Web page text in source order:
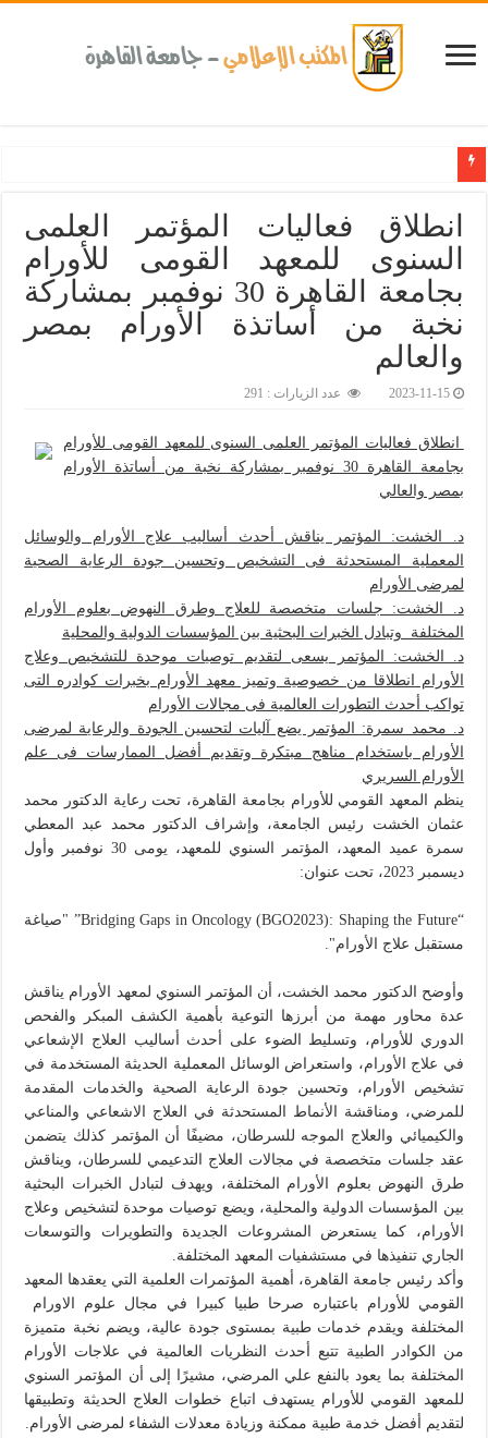
انطلاق فعاليات المؤتمر العلمى
السنوى للمعهد القومى للأورام
بجامعة القاهرة 30 نوفمبر بمشاركة
نخبة من أساتذة الأورام بمصر
والعالم‎
2023-11-15 عدد الزيارات : 291
انطلاق فعاليات المؤتمر العلمى السنوى للمعهد القومى للأورام
بجامعة القاهرة 30 نوفمبر بمشاركة نخبة من أساتذة الأورام
بمصر والعالي
د. الخشت: المؤتمر يناقش أحدث أساليب علاج الأورام والوسائل
المعملية المستحدثة فى التشخيص وتحسين جودة الرعاية الصحية
لمرضى الأورام
د. الخشت: جلسات متخصصة للعلاج وطرق النهوض بعلوم الأورام
المختلفة وتبادل الخبرات البحثية بين المؤسسات الدولية والمحلية
د. الخشت: المؤتمر يسعى لتقديم توصيات موحدة للتشخيص وعلاج
الأورام انطلاقا من خصوصية وتميز معهد الأورام بخبرات كوادره التى
تواكب أحدث التطورات العالمية فى مجالات الأورام
د. محمد سمرة: المؤتمر يضع آليات لتحسين الجودة والرعاية لمرضى
الأورام باستخدام مناهج مبتكرة وتقديم أفضل الممارسات فى علم
الأورام السريري
ينظم المعهد القومي للأورام بجامعة القاهرة، تحت رعاية الدكتور محمد
عثمان الخشت رئيس الجامعة، وإشراف الدكتور محمد عبد المعطي
سمرة عميد المعهد، المؤتمر السنوي للمعهد، يومى 30 نوفمبر وأول
ديسمبر 2023، تحت عنوان:
‏“Bridging Gaps in Oncology (BGO2023): Shaping the Future” "صياغة
مستقبل علاج الأورام".
وأوضح الدكتور محمد الخشت، أن المؤتمر السنوي لمعهد الأورام يناقش
عدة محاور مهمة من أبرزها التوعية بأهمية الكشف المبكر والفحص
الدوري للأورام، وتسليط الضوء على أحدث أساليب العلاج الإشعاعي
في علاج الأورام، واستعراض الوسائل المعملية الحديثة المستخدمة في
تشخيص الأورام، وتحسين جودة الرعاية الصحية والخدمات المقدمة
للمرضي، ومناقشة الأنماط المستحدثة في العلاج الاشعاعي والمناعي
والكيميائي والعلاج الموجه للسرطان، مضيفًا أن المؤتمر كذلك يتضمن
عقد جلسات متخصصة في مجالات العلاج التدعيمي للسرطان، ويناقش
طرق النهوض بعلوم الأورام المختلفة، ويهدف لتبادل الخبرات البحثية
بين المؤسسات الدولية والمحلية، ويضع توصيات موحدة لتشخيص وعلاج
الأورام، كما يستعرض المشروعات الجديدة والتطويرات والتوسعات
الجاري تنفيذها في مستشفيات المعهد المختلفة.
وأكد رئيس جامعة القاهرة، أهمية المؤتمرات العلمية التي يعقدها المعهد
القومي للأورام باعتباره صرحا طبيا كبيرا في مجال علوم الاورام
المختلفة ويقدم خدمات طبية بمستوى جودة عالية، ويضم نخبة متميزة
من الكوادر الطبية تتبع أحدث النظريات العالمية في علاجات الأورام
المختلفة بما يعود بالنفع علي المرضي، مشيرًا إلى أن المؤتمر السنوي
للمعهد القومي للأورام يستهدف اتباع خطوات العلاج الحديثة وتطبيقها
لتقديم أفضل خدمة طبية ممكنة وزيادة معدلات الشفاء لمرضى الأورام.